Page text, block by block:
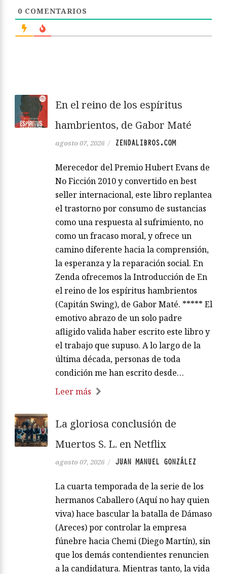
0 COMENTARIOS
En el reino de los espíritus
hambrientos, de Gabor Maté
agosto 07, 2026 / ZENDALIBROS.COM
Merecedor del Premio Hubert Evans de
No Ficción 2010 y convertido en best
seller internacional, este libro replantea
el trastorno por consumo de sustancias
como una respuesta al sufrimiento, no
como un fracaso moral, y ofrece un
camino diferente hacia la comprensión,
la esperanza y la reparación social. En
Zenda ofrecemos la Introducción de En
el reino de los espíritus hambrientos
(Capitán Swing), de Gabor Maté. ***** El
emotivo abrazo de un solo padre
afligido valida haber escrito este libro y
el trabajo que supuso. A lo largo de la
última década, personas de toda
condición me han escrito desde…
Leer más
La gloriosa conclusión de
Muertos S. L. en Netflix
agosto 07, 2026 / JUAN MANUEL GONZÁLEZ
La cuarta temporada de la serie de los
hermanos Caballero (Aquí no hay quien
viva) hace bascular la batalla de Dámaso
(Areces) por controlar la empresa
fúnebre hacia Chemi (Diego Martín), sin
que los demás contendientes renuncien
a la candidatura. Mientras tanto, la vida